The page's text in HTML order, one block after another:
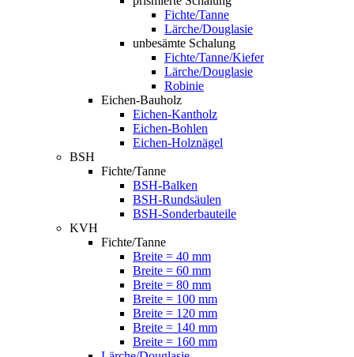
Fichte/Tanne
Lärche/Douglasie
unbesämte Schalung
Fichte/Tanne/Kiefer
Lärche/Douglasie
Robinie
Eichen-Bauholz
Eichen-Kantholz
Eichen-Bohlen
Eichen-Holznägel
BSH
Fichte/Tanne
BSH-Balken
BSH-Rundsäulen
BSH-Sonderbauteile
KVH
Fichte/Tanne
Breite = 40 mm
Breite = 60 mm
Breite = 80 mm
Breite = 100 mm
Breite = 120 mm
Breite = 140 mm
Breite = 160 mm